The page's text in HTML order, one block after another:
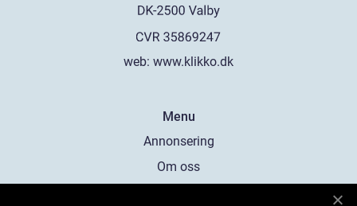
web: www.klikko.dk
Menu
Annonsering
Om oss